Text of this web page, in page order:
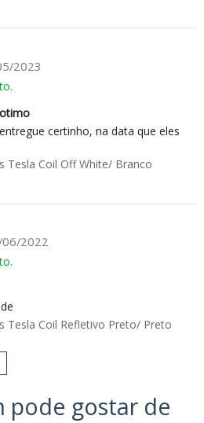
2023
certinho, na data que eles
Tesla Coil Off White/ Branco
2022
Tesla Coil Refletivo Preto/ Preto
pode gostar de